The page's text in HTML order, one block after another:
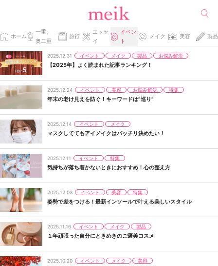
ホーム
一重、
奥二重
旅行
エッセ
イ
イベン
ト
メイク 美容 製品
2025.12.31 イベント メイク 製品 お悩み解決
【2025年】よく読まれた記事ランキング！
2025.12.24 イベント 美容 お悩み解決 特集
年末の老け見えを防ぐ！キーワードは”巡り”
2025.12.14 イベント メイク
マスクしててもアイメイクはバッチリ決めたい！
2025.12.11 イベント 特集
気持ちが落ち着かないときにおすすめ！心の整え方
2025.12.03 イベント 美容 特集
姿勢で差をつける！最新インソールで叶える美しいスタイル
2025.11.16 イベント メイク 製品
１年頑張った自分にときめきのご褒美コスメ
2025.10.20 イベント メイク 美容